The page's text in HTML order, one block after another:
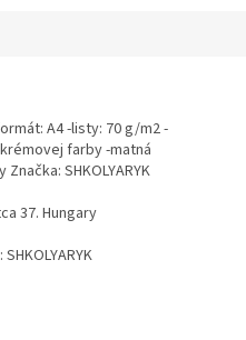
A4 -listy: 70 g/m2 -
farby -matná
SHKOLYARYK
37. Hungary